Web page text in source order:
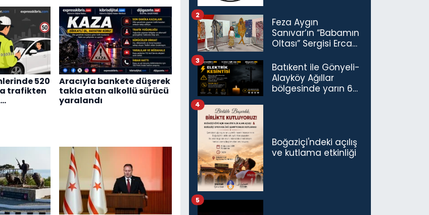
520
trafikten
Aracıyla bankete düşerek
takla atan alkollü sürücü
yaralandı
Feza Aygın
Sanıvar’ın “Babamın
Oltası” Sergisi Ercan
Açıldı
2
Batıkent ile Gönyeli-
Alayköy Ağıllar
bölgesinde yarın 6
3
Boğaziçi'ndeki açılış
ve kutlama etkinliği
4
5